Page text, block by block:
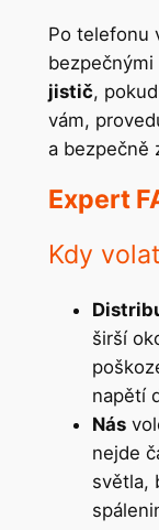
Po telefonu
bezpečnými
jistič,
vám,
a bezpečně
Expert
Kdy
širší
napětí
Nás
nejde
světla,